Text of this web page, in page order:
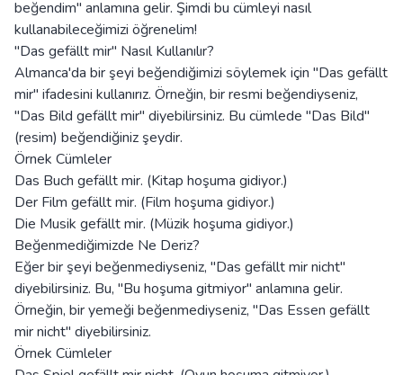
beğendim" anlamına gelir. Şimdi bu cümleyi nasıl
kullanabileceğimizi öğrenelim!
"Das gefällt mir" Nasıl Kullanılır?
Almanca'da bir şeyi beğendiğimizi söylemek için "Das gefällt
mir" ifadesini kullanırız. Örneğin, bir resmi beğendiyseniz,
"Das Bild gefällt mir" diyebilirsiniz. Bu cümlede "Das Bild"
(resim) beğendiğiniz şeydir.
Örnek Cümleler
Das Buch gefällt mir. (Kitap hoşuma gidiyor.)
Der Film gefällt mir. (Film hoşuma gidiyor.)
Die Musik gefällt mir. (Müzik hoşuma gidiyor.)
Beğenmediğimizde Ne Deriz?
Eğer bir şeyi beğenmediyseniz, "Das gefällt mir nicht"
diyebilirsiniz. Bu, "Bu hoşuma gitmiyor" anlamına gelir.
Örneğin, bir yemeği beğenmediyseniz, "Das Essen gefällt
mir nicht" diyebilirsiniz.
Örnek Cümleler